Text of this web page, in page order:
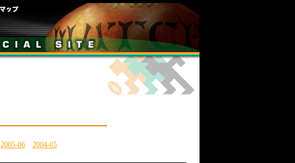
2005-06 2004-05